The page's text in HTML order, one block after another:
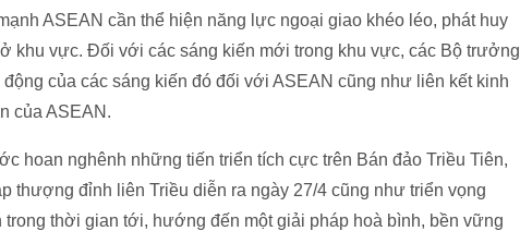
ASEAN cần thể hiện năng lực ngoại giao khéo léo, phát huy
khu vực. Đối với các sáng kiến mới trong khu vực, các Bộ trưởng
của các sáng kiến đó đối với ASEAN cũng như liên kết kinh
của ASEAN.
hoan nghênh những tiến triển tích cực trên Bán đảo Triều Tiên,
thượng đỉnh liên Triều diễn ra ngày 27/4 cũng như triển vọng
thời gian tới, hướng đến một giải pháp hoà bình, bền vững